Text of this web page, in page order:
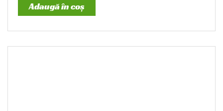
Adaugă în coș